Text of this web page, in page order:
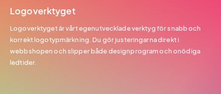
Logoverktyget
Logoverktyget är vårt egenutvecklade verktyg för snabb och
korrekt logotypmärkning. Du gör justeringarna direkt i
webbshopen och slipper både designprogram och onödiga
ledtider.